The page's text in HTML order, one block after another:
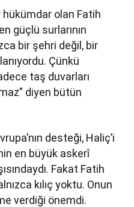
hükümdar olan Fatih
güçlü surlarının
bir şehri değil, bir
Çünkü
taş duvarları
diyen bütün
desteği, Haliç’i
en büyük askerî
Fakat Fatih
kılıç yoktu. Onun
verdiği önemdi.